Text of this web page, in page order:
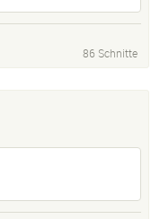
86 Schnitte